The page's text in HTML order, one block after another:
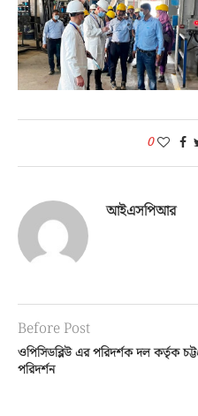
0
আইএসপিআর
Before Post
ওপিসিডব্লিউ এর পরিদর্শক দল কর্তৃক
পরিদর্শন